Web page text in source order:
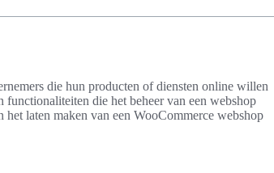
die hun producten of diensten online willen
die het beheer van een webshop
laten maken van een WooCommerce webshop